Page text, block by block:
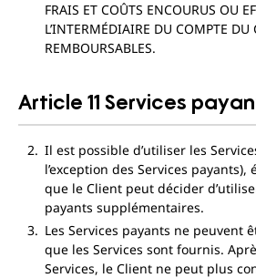
FRAIS ET COÛTS ENCOURUS OU
L’INTERMÉDIAIRE DU COMPTE DU
REMBOURSABLES.
Article 11 Services
Il est possible d’utiliser les
l’exception des Services
que le Client peut décider
payants supplémentaires.
Les Services payants ne peuvent
que les Services sont fournis.
Services, le Client ne peut plus